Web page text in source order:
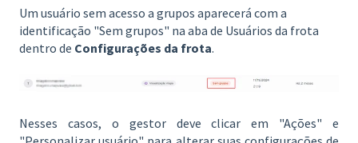
Um usuário sem acesso a grupos aparecerá com a
identificação "Sem grupos" na aba de Usuários da frota
dentro de Configurações da frota.
Nesses casos, o gestor deve clicar em "Ações" e